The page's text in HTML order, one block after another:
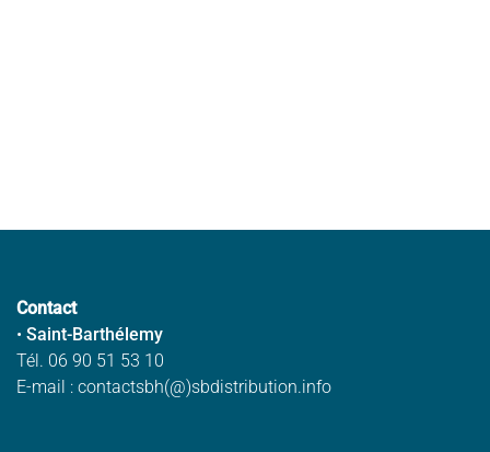
Contact
• Saint-Barthélemy
Tél. 06 90 51 53 10
E-mail : contactsbh(@)sbdistribution.info